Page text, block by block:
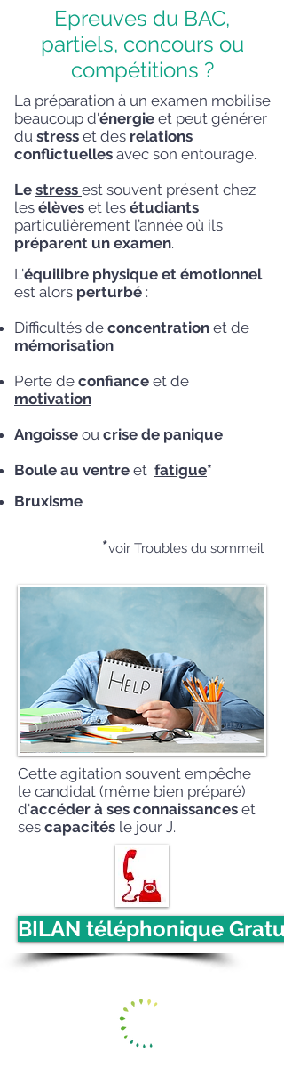
Epreuves du BAC,
partiels, concours ou
compétitions ?
La préparation à un examen mobilise
beaucoup d'énergie et peut générer
du stress et des relations
conflictuelles avec son entourage.
Le stress est souvent présent chez
les élèves et les étudiants
particulièrement l’année où ils
préparent un examen.
L'équilibre physique et émotionnel
est alors perturbé :
Difficultés de concentration et de
mémorisation
Perte de confiance et de
motivation
Angoisse ou crise de panique
Boule au ventre et fatigue*
Bruxisme
*voir Troubles du sommeil
Cette agitation souvent empêche
le candidat (même bien préparé)
d'accéder à ses connaissances et
ses capacités le jour J.
BILAN téléphonique